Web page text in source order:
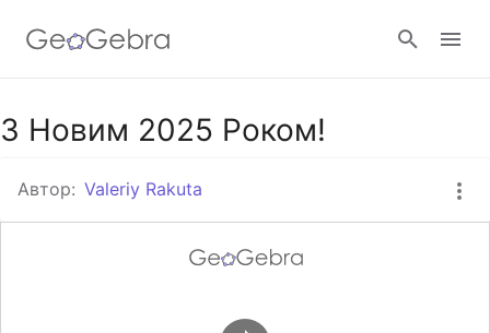
Google Клас
GeoGebra Клас
З Новим 2025 Роком!
Автор: Valeriy Rakuta